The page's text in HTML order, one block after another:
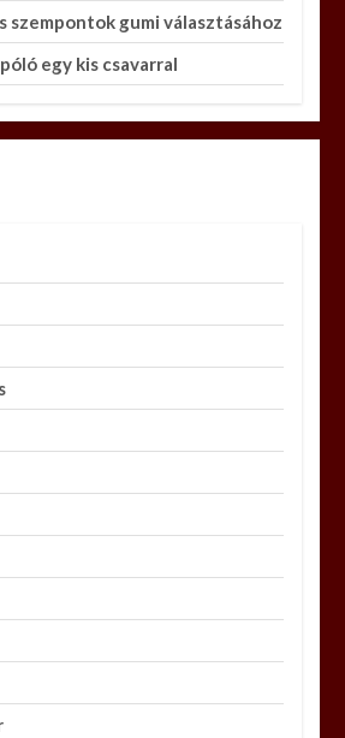
szempontok gumi választásához
egy kis csavarral